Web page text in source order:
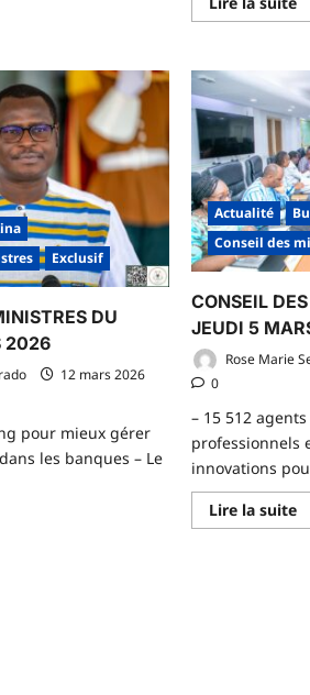
Exclusif
DU
2026
12 mars 2026
pour mieux gérer
les banques – Le
Actualité
Conseil des
CONSEIL
JEUDI 5
Rose Marie
0
– 15 512
professionnels
innovations
Lire la suiteEn